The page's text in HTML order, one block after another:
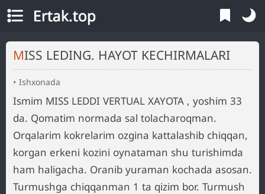
Ertak.top
MISS LEDING. HAYOT KECHIRMALARI
Ishxonada
Ismim MISS LEDDI VERTUAL XAYOTA , yoshim 33
da. Qomatim normada sal tolacharoqman.
Orqalarim kokrelarim ozgina kattalashib chiqqan,
korgan erkeni kozini oynataman shu turishimda
ham haligacha. Oranib yuraman kochada asosan.
Turmushga chiqqanman 1 ta qizim bor. Turmush